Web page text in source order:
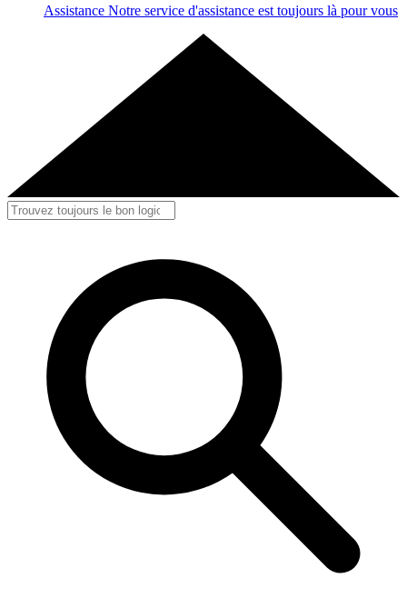
Assistance Notre service d'assistance est toujours là pour vous